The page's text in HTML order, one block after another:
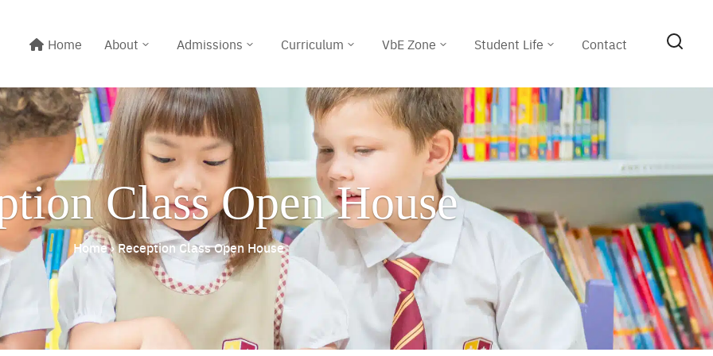
Home About Admissions Curriculum VbE Zone Student Life Contact
Line@: @meritton
Class Open House
Home›Reception Class Open House